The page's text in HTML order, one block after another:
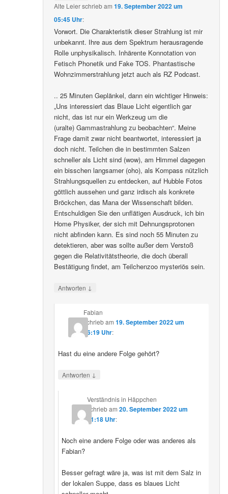
Alte Leierschriebam19. September 2022 um
05:45 Uhr:
Vorwort. Die Charakteristik dieser Strahlung ist mir
unbekannt. Ihre aus dem Spektrum herausragende
Rolle unphysikalisch. Inhärente Konnotation von
Fetisch Phonetik und Fake TOS. Phantastische
Wohnzimmerstrahlung jetzt auch als RZ Podcast.
.. 25 Minuten Geplänkel, dann ein wichtiger Hinweis:
„Uns interessiert das Blaue Licht eigentlich gar
nicht, das ist nur ein Werkzeug um die
(uralte) Gammastrahlung zu beobachten“. Meine
Frage damit zwar nicht beantwortet, interessiert ja
doch nicht. Teilchen die in bestimmten Salzen
schneller als Licht sind (wow), am Himmel dagegen
ein bisschen langsamer (oho), als Kompass nützlich
Strahlungsquellen zu entdecken, auf Hubble Fotos
göttlich aussehen und ganz irdisch als konkrete
Bröckchen, das Mana der Wissenschaft bilden.
Entschuldigen Sie den unflätigen Ausdruck, ich bin
Home Physiker, der sich mit Dehnungsprotonen
nicht abfinden kann. Es sind noch 55 Minuten zu
detektieren, aber was sollte außer dem Verstoß
gegen die Relativitätstheorie, die doch überall
Bestätigung findet, am Teilchenzoo mysteriös sein.
Antworten ↓
Fabian
schriebam 19. September 2022 um
16:19 Uhr:
Hast du eine andere Folge gehört?
Antworten ↓
Verständnis in Häppchen
schriebam20. September 2022 um
01:18 Uhr:
Noch eine andere Folge oder was anderes als
Fabian?
Besser gefragt wäre ja, was ist mit dem Salz in
der lokalen Suppe, dass es blaues Licht